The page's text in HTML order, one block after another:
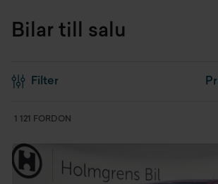
Bilar till salu
Filter
1 121 FORDON